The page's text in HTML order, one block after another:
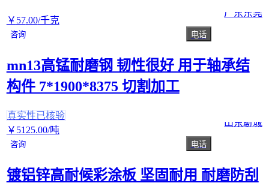
￥ 57.00/千克
广东东莞
咨询 电话
mn13高锰耐磨钢 韧性很好 用于轴承结
构件 7*1900*8375 切割加工
真实性已核验
￥ 5125.00/吨
山东聊城
咨询 电话
镀铝锌高耐候彩涂板 坚固耐用 耐磨防刮